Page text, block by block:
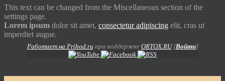
This text can be changed from the Miscellaneous section of the
settings page.
Lorem ipsum dolor sit amet, consectetur adipiscing elit, cras ut
imperdiet augue.
Работает на Prihod.ru при поддержке ORTOX.RU[Войти]